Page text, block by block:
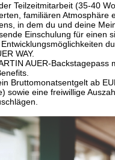
Teilzeitmitarbeit (35-40
familiären Atmosphäre
in dem du und deine
Einschulung für einen
WAY.
AUER-Backstagepass
Bruttomonatsentgelt ab
sowie eine freiwillige